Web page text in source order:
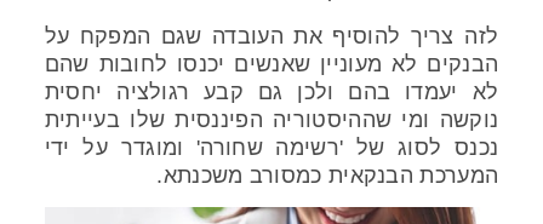
לזה צריך להוסיף את העובדה שגם המפקח על
הבנקים לא מעוניין שאנשים יכנסו לחובות שהם
לא יעמדו בהם ולכן גם קבע רגולציה יחסית
נוקשה ומי שההיסטוריה הפיננסית שלו בעייתית
נכנס לסוג של 'רשימה שחורה' ומוגדר על ידי
המערכת הבנקאית כמסורב משכנתא.